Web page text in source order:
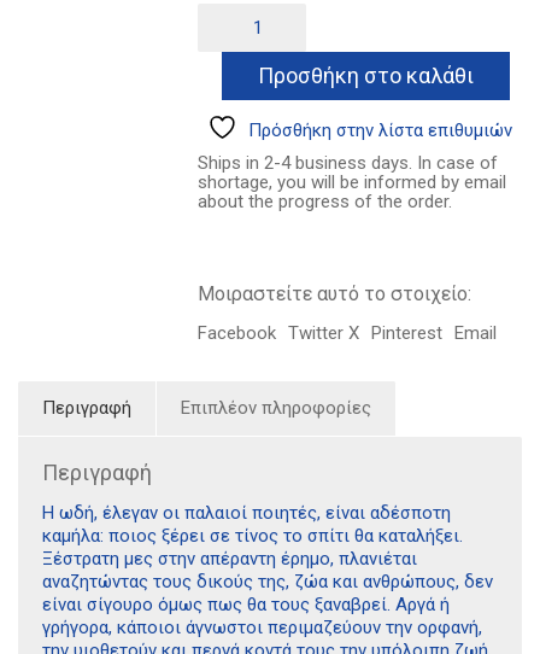
10.00€.είναι:
7.50€.
Δώδεκα
μικρογραφίες
ένα
επιμύθιο
Προσθήκη στο καλάθι
Πρόσθήκη στην λίστα επιθυμιών
Ships in 2-4 business days. In case of
shortage, you will be informed by email
about the progress of the order.
Μοιραστείτε αυτό το στοιχείο:
Facebook Twitter X Pinterest Email
Περιγραφή Επιπλέον πληροφορίες
Περιγραφή
Η ωδή, έλεγαν οι παλαιοί ποιητές, είναι αδέσποτη
καμήλα: ποιος ξέρει σε τίνος το σπίτι θα καταλήξει.
Ξέστρατη μες στην απέραντη έρημο, πλανιέται
αναζητώντας τους δικούς της, ζώα και ανθρώπους, δεν
είναι σίγουρο όμως πως θα τους ξαναβρεί. Αργά ή
γρήγορα, κάποιοι άγνωστοι περιμαζεύουν την ορφανή,